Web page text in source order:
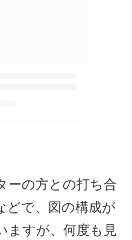
ーの方との打ち合
どで、図の構成が
ますが、何度も見